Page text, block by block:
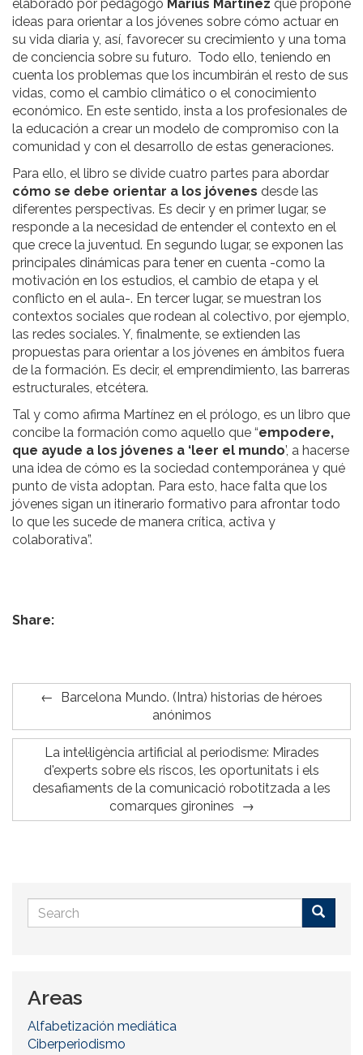
elaborado por pedagogo Màrius Martínez que propone
ideas para orientar a los jóvenes sobre cómo actuar en
su vida diaria y, así, favorecer su crecimiento y una toma
de conciencia sobre su futuro. Todo ello, teniendo en
cuenta los problemas que los incumbirán el resto de sus
vidas, como el cambio climático o el conocimiento
económico. En este sentido, insta a los profesionales de
la educación a crear un modelo de compromiso con la
comunidad y con el desarrollo de estas generaciones.
Para ello, el libro se divide cuatro partes para abordar
cómo se debe orientar a los jóvenes desde las
diferentes perspectivas. Es decir y en primer lugar, se
responde a la necesidad de entender el contexto en el
que crece la juventud. En segundo lugar, se exponen las
principales dinámicas para tener en cuenta -como la
motivación en los estudios, el cambio de etapa y el
conflicto en el aula-. En tercer lugar, se muestran los
contextos sociales que rodean al colectivo, por ejemplo,
las redes sociales. Y, finalmente, se extienden las
propuestas para orientar a los jóvenes en ámbitos fuera
de la formación. Es decir, el emprendimiento, las barreras
estructurales, etcétera.
Tal y como afirma Martínez en el prólogo, es un libro que
concibe la formación como aquello que “empodere,
que ayude a los jóvenes a ‘leer el mundo’, a hacerse
una idea de cómo es la sociedad contemporánea y qué
punto de vista adoptan. Para esto, hace falta que los
jóvenes sigan un itinerario formativo para afrontar todo
lo que les sucede de manera crítica, activa y
colaborativa”.
Share:
Barcelona Mundo. (Intra) historias de héroes
anónimos
La intel·ligència artificial al periodisme: Mirades
d'experts sobre els riscos, les oportunitats i els
desafiaments de la comunicació robotitzada a les
comarques gironines
Search
form
Areas
Alfabetización mediática
Ciberperiodismo